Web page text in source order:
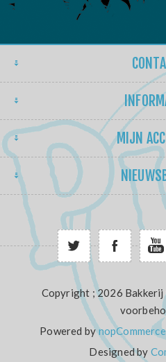
MIJN
Copyright ; 2026
Powered bynopCommerce
Designed by